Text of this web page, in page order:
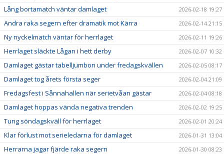
Lång bortamatch väntar damlaget 2026-02-18 19:27
Andra raka segern efter dramatik mot Kärra 2026-02-14 21:15
Ny nyckelmatch väntar för herrlaget 2026-02-11 19:26
Herrlaget släckte Lågan i hett derby 2026-02-07 10:32
Damlaget gästar tabelljumbon under fredagskvällen 2026-02-05 08:17
Damlaget tog årets första seger 2026-02-04 21:09
Fredagsfest i Sånnahallen när serietvåan gästar 2026-02-04 08:18
Damlaget hoppas vända negativa trenden 2026-02-02 19:25
Tung söndagskväll för herrlaget 2026-02-01 20:24
Klar förlust mot serieledarna för damlaget 2026-01-31 13:04
Herrarna jagar fjärde raka segern 2026-01-30 08:23